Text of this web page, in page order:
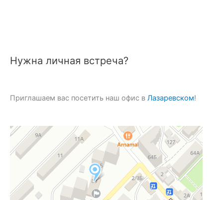
Нужна личная встреча?
Приглашаем вас посетить наш офис в Лазаревском!